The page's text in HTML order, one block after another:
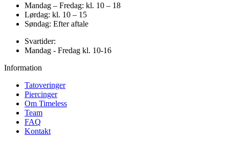
Mandag – Fredag: kl. 10 – 18
Lørdag: kl. 10 – 15
Søndag: Efter aftale
Svartider:
Mandag - Fredag kl. 10-16
Information
Tatoveringer
Piercinger
Om Timeless
Team
FAQ
Kontakt